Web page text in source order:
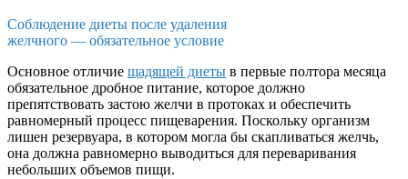
Соблюдение диеты после удаления
желчного — обязательное условие
Основное отличие щадящей диеты в первые полтора месяца
обязательное дробное питание, которое должно
препятствовать застою желчи в протоках и обеспечить
равномерный процесс пищеварения. Поскольку организм
лишен резервуара, в котором могла бы скапливаться желчь,
она должна равномерно выводиться для переваривания
небольших объемов пищи.